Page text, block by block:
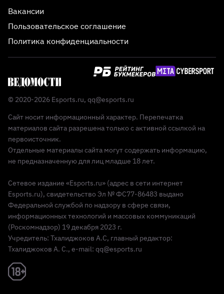
Реклама 18+
Вакансии
Пользовательское соглашение
Политика конфиденциальности
© 2020-2026 Esports.ru, qq@esports.ru
Сайт носит информационный характер. Перепечатка
материалов сайта разрешена только с активной ссылкой на
первоисточник.
Отдельные материалы сайта могут содержать информацию,
не предназначенную для лиц младше 18 лет.
Сетевое издание «Esports.ru» (адрес в сети интернет
Esports.ru), свидетельство Эл № ФС77-86483 выдано
Федеральной службой по надзору в сфере связи,
информационных технологий и массовых коммуникаций
(Роскомнадзор) 19 декабря 2023 г.
Учредитель: Тхалиджоков А.С, главный редактор:
Тхалиджоков А. С., e-mail: qq@esports.ru